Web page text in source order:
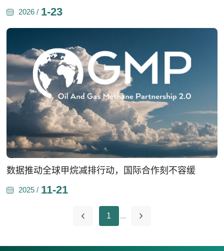
2026 / 1-23
数据推动全球甲烷减排行动，国际合作刻不容缓
2025 / 11-21
1 ...